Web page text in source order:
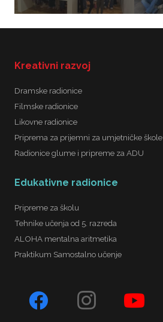
Kreativni razvoj
Dramske radionice
Filmske radionice
Likovne radionice
Priprema za prijemni za umjetničke škole
Radionice glume i pripreme za ADU
Edukativne radionice
Pripreme za školu
Tehnike učenja od 5. razreda
ALOHA mentalna aritmetika
Praktikum Samostalno učenje